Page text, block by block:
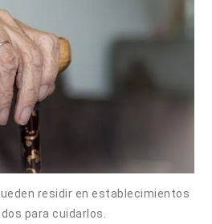
residir en establecimientos
para cuidarlos.